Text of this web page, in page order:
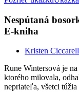
Nespútaná
E-kniha
Kristen
Rune Wintersová je
ktorého milovala,
nepriateľa, všetci